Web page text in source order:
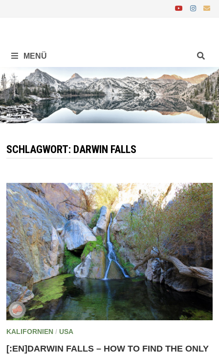
MENÜ
SCHLAGWORT: DARWIN FALLS
KALIFORNIEN/ USA
[:EN]DARWIN FALLS – HOW TO FIND THE ONLY